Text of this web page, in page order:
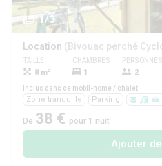
1/3
Location
TAILLE
8 m²
CHAMBRES
1
PERSONNES
2
Inclus dans ce mobil-home / chalet
Zone tranquille Parking
De 38 € pour 1 nuit
Ajouter